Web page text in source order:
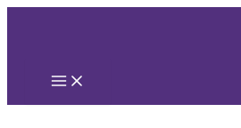
Nhảy
Main